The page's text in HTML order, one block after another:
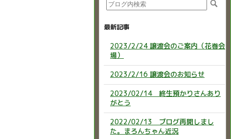
最新記事
2023/2/24 譲渡会のご案内（花巻会
場）
2023/2/16 譲渡会のお知らせ
2023/02/14 終生預かりさんあり
がとう
2022/02/13 ブログ再開しまし
た。まろんちゃん近況